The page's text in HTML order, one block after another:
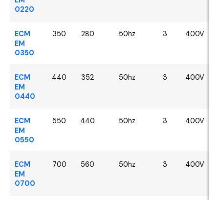
0220
ECM
EM
0350
350 280 50hz 3 400V
ECM
EM
0440
440 352 50hz 3 400V
ECM
EM
0550
550 440 50hz 3 400V
ECM
EM
0700
700 560 50hz 3 400V